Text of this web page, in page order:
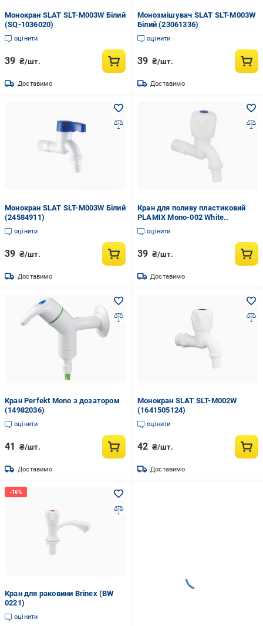
Монокран SLAT SLT-M003W Білий
(SQ-1036020)
оцінити
39 ₴/шт.
Доставимо
Монозмішувач SLAT SLT-M003W
Білий (23061336)
оцінити
39 ₴/шт.
Доставимо
Монокран SLAT SLT-M003W Білий
(24584911)
оцінити
39 ₴/шт.
Доставимо
Кран для поливу пластиковий
PLAMIX Mono-002 White
(PM0018)
оцінити
39 ₴/шт.
Доставимо
Кран Perfekt Mono з дозатором
(14982036)
оцінити
41 ₴/шт.
Доставимо
Монокран SLAT SLT-M002W
(1641505124)
оцінити
42 ₴/шт.
Доставимо
Кран для раковини Brinex (BW
0221)
оцінити